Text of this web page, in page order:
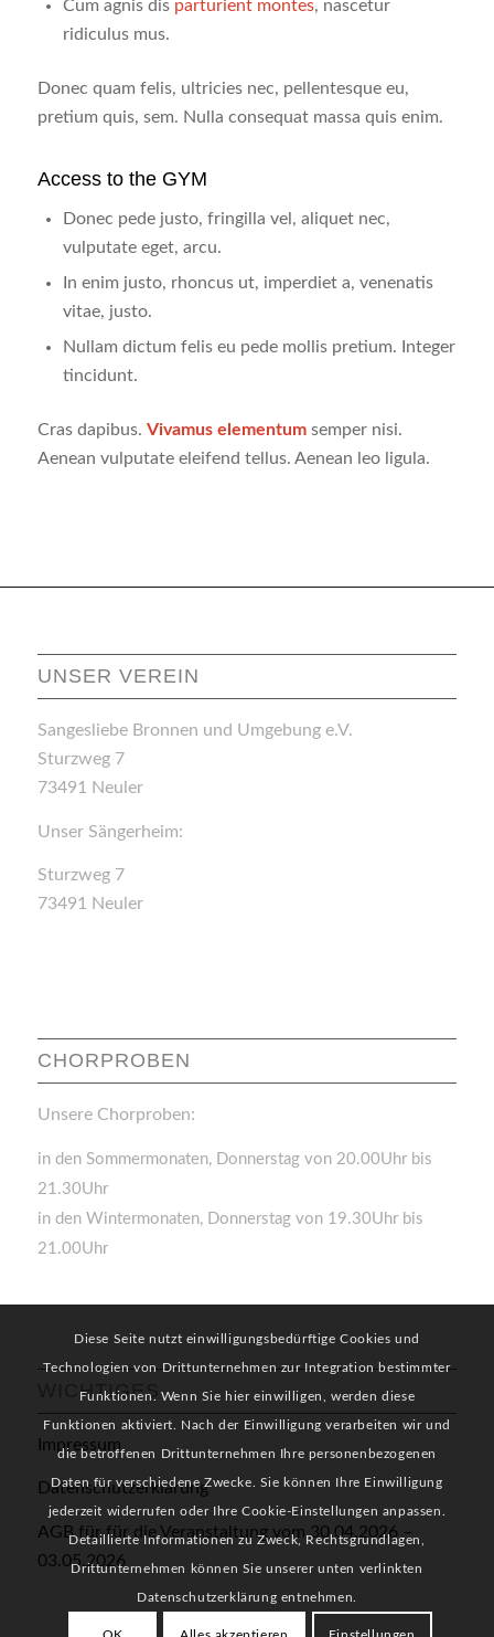
Cum agnis dis parturient montes, nascetur
ridiculus mus.
Donec quam felis, ultricies nec, pellentesque eu,
pretium quis, sem. Nulla consequat massa quis enim.
Access to the GYM
Donec pede justo, fringilla vel, aliquet nec,
vulputate eget, arcu.
In enim justo, rhoncus ut, imperdiet a, venenatis
vitae, justo.
Nullam dictum felis eu pede mollis pretium. Integer
tincidunt.
Cras dapibus. Vivamus elementumsemper nisi.
Aenean vulputate eleifend tellus. Aenean leo ligula.
UNSER VEREIN
Sangesliebe Bronnen und Umgebung e.V.
Sturzweg 7
73491 Neuler
Unser Sängerheim:
Sturzweg 7
73491 Neuler
CHORPROBEN
Unsere Chorproben:
in den Sommermonaten, Donnerstag von 20.00Uhr bis
21.30Uhr
in den Wintermonaten, Donnerstag von 19.30Uhr bis
21.00Uhr
WICHTIGES
Impressum
Datenschutzerklärung
AGB für für die Veranstaltung vom 30.04.2026 –
03.05.2026
Diese Seite nutzt einwilligungsbedürftige Cookies und
Technologien von Drittunternehmen zur Integration bestimmter
Funktionen. Wenn Sie hier einwilligen, werden diese
Funktionen aktiviert. Nach der Einwilligung verarbeiten wir und
die betroffenen Drittunternehmen Ihre personenbezogenen
Daten für verschiedene Zwecke. Sie können Ihre Einwilligung
jederzeit widerrufen oder Ihre Cookie-Einstellungen anpassen.
Detaillierte Informationen zu Zweck, Rechtsgrundlagen,
Drittunternehmen können Sie unserer unten verlinkten
Datenschutzerklärung entnehmen.